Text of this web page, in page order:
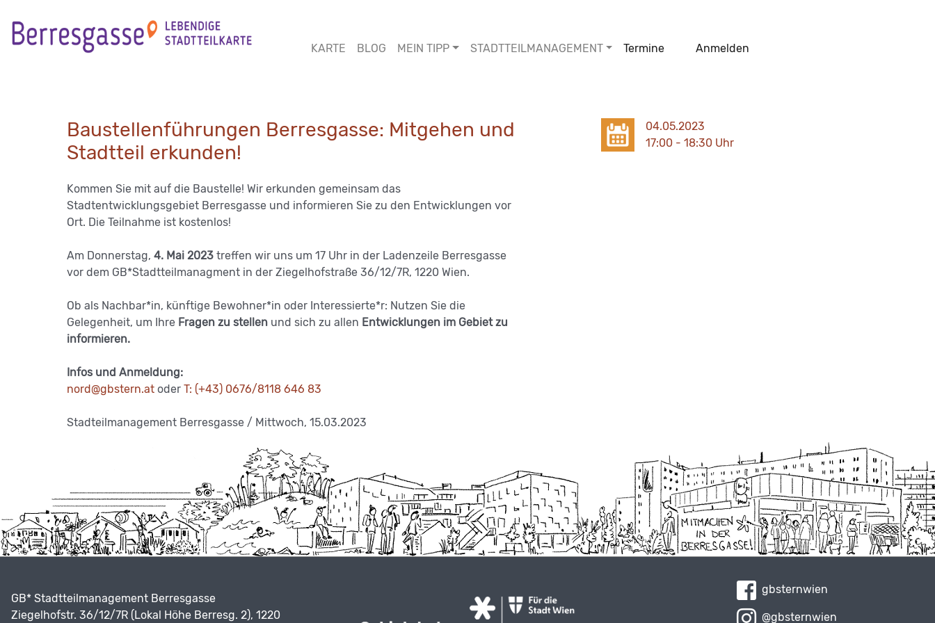
content
KARTE BLOG MEIN TIPP STADTTEILMANAGEMENT Termine Anmelden
Baustellenführungen Berresgasse: Mitgehen und
Stadtteil erkunden!
Kommen Sie mit auf die Baustelle! Wir erkunden gemeinsam das
Stadtentwicklungsgebiet Berresgasse und informieren Sie zu den Entwicklungen vor
Ort. Die Teilnahme ist kostenlos!
Am Donnerstag, 4. Mai 2023 treffen wir uns um 17 Uhr in der Ladenzeile Berresgasse
vor dem GB*Stadtteilmanagment in der Ziegelhofstraße 36/12/7R, 1220 Wien.
Ob als Nachbar*in, künftige Bewohner*in oder Interessierte*r: Nutzen Sie die
Gelegenheit, um Ihre Fragen zu stellen und sich zu allen Entwicklungen im Gebiet zu
informieren.
Infos und Anmeldung:
nord@gbstern.at oder T: (+43) 0676/8118 646 83
Stadteilmanagement Berresgasse / Mittwoch, 15.03.2023
04.05.2023
17:00 - 18:30 Uhr
GB* Stadtteilmanagement Berresgasse
Ziegelhofstr. 36/12/7R (Lokal Höhe Berresg. 2), 1220
gbsternwien
@gbsternwien